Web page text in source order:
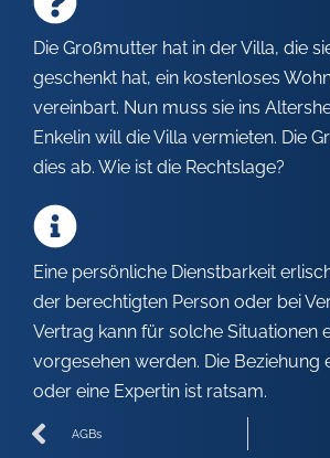
Die Großmutter hat in der Villa, die
geschenkt hat, ein kostenloses
vereinbart. Nun muss sie ins
Enkelin will die Villa vermieten. Die
dies ab. Wie ist die Rechtslage?
Eine persönliche Dienstbarkeit
der berechtigten Person oder bei
Vertrag kann für solche Situationen
vorgesehen werden. Die Beziehung
oder eine Expertin ist ratsam.
AGBs